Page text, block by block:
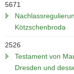
5671
Kötzschenbroda
2526
Testament von
Dresden und